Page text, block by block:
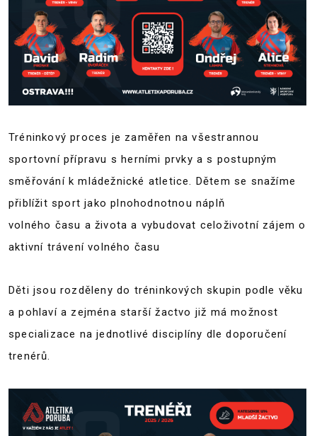
Tréninkový proces je zaměřen na všestrannou
sportovní přípravu s herními prvky a s postupným
směřování k mládežnické atletice. Dětem se snažíme
přiblížit sport jako plnohodnotnou náplň
volného času a života a vybudovat celoživotní zájem o
aktivní trávení volného času
Děti jsou rozděleny do tréninkových skupin podle věku
a pohlaví a zejména starší žactvo již má možnost
specializace na jednotlivé disciplíny dle doporučení
trenérů.